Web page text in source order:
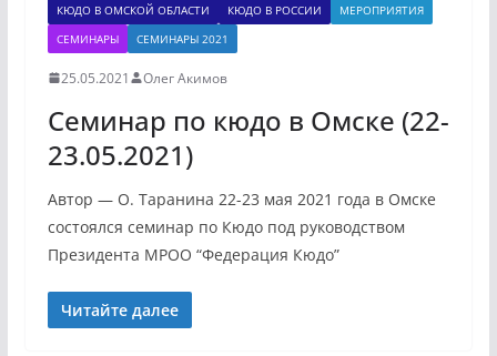
КЮДО В ОМСКОЙ ОБЛАСТИ КЮДО В РОССИИ
МЕРОПРИЯТИЯ
СЕМИНАРЫ
СЕМИНАРЫ 2021
25.05.2021 Олег Акимов
Семинар по кюдо в Омске (22-
23.05.2021)
Автор — О. Таранина 22-23 мая 2021 года в Омске
состоялся семинар по Кюдо под руководством
Президента МРОО “Федерация Кюдо”
Читайте далее